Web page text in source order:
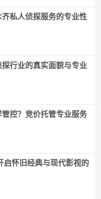
私人侦探服务的专业性
行业的真实面貌与专业
控？竞价托管专业服务
启怀旧经典与现代影视的